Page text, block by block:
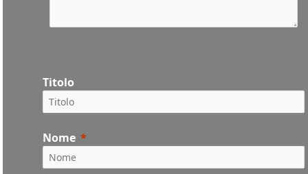
Titolo
Nome